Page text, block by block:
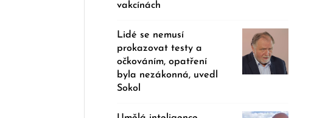
vakcínách
Lidé se nemusí
prokazovat testy a
očkováním, opatření
byla nezákonná, uvedl
Sokol